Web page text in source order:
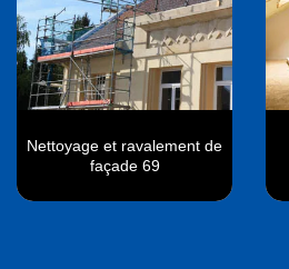
Nettoyage et ravalement de
façade 69